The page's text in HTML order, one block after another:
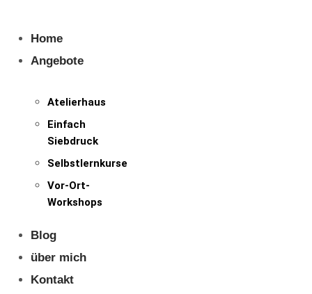
springenHome
Angebote
Atelierhaus
Einfach
Siebdruck
Selbstlernkurse
Vor-Ort-
Workshops
Blog
über mich
Kontakt